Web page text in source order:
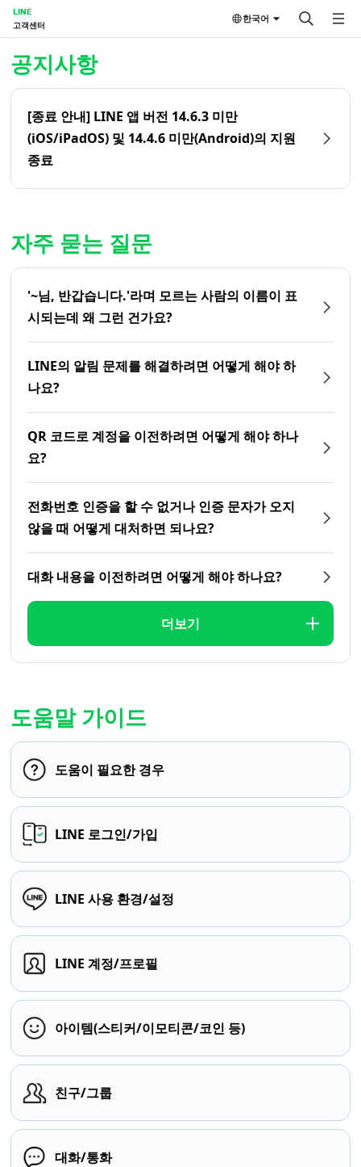
LINE
고객센터
한국어
공지사항
[종료 안내] LINE 앱 버전 14.6.3 미만
(iOS/iPadOS) 및 14.4.6 미만(Android)의 지원
종료
자주 묻는 질문
'~님, 반갑습니다.'라며 모르는 사람의 이름이 표
시되는데 왜 그런 건가요?
LINE의 알림 문제를 해결하려면 어떻게 해야 하
나요?
QR 코드로 계정을 이전하려면 어떻게 해야 하나
요?
전화번호 인증을 할 수 없거나 인증 문자가 오지
않을 때 어떻게 대처하면 되나요?
대화 내용을 이전하려면 어떻게 해야 하나요?
더보기
도움말 가이드
도움이 필요한 경우
LINE 로그인/가입
LINE 사용 환경/설정
LINE 계정/프로필
아이템(스티커/이모티콘/코인 등)
친구/그룹
대화/통화